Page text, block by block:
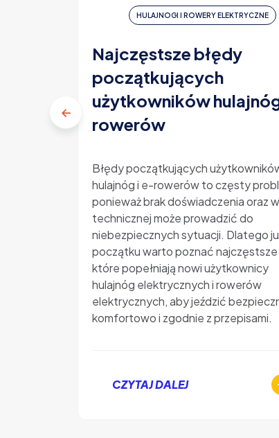
HULAJNOGI I ROWERY ELEKTRYCZNE
Najczęstsze błędy
początkujących
użytkowników
rowerów
Błędy początkujących
hulajnóg i e-rowerów to częsty
ponieważ brak doświadczenia oraz
technicznej może prowadzić do
niebezpiecznych sytuacji. Dlatego
początku warto poznać najczęstsze
które popełniają nowi użytkownicy
hulajnóg elektrycznych i rowerów
elektrycznych, aby jeździć
komfortowo i zgodnie z przepisami.
CZYTAJ DALEJ